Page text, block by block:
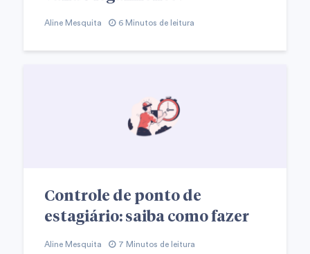
Aline Mesquita 6 Minutos de leitura
Controle de ponto de
estagiário: saiba como fazer
Aline Mesquita 7 Minutos de leitura